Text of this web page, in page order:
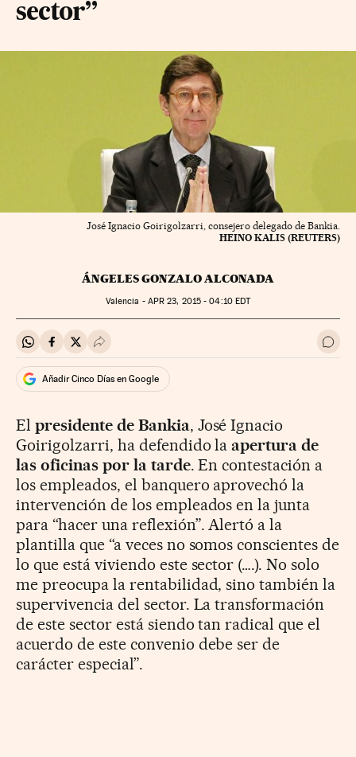
sector”
José Ignacio Goirigolzarri, consejero delegado de Bankia.
HEINO KALIS (REUTERS)
ÁNGELES GONZALO ALCONADA
Valencia - APR 23, 2015 - 04:10EDT
Compartir en Whatsapp
Compartir en Facebook
Compartir en Twitter
Desplegar Redes Sociales Ir a
Añadir Cinco Días en Google
El presidente de Bankia, José Ignacio
Goirigolzarri, ha defendido laapertura de
las oficinas por la tarde. En contestación a
los empleados, el banquero aprovechó la
intervención de los empleados en la junta
para “hacer una reflexión”. Alertó a la
plantilla que “a veces no somos conscientes de
lo que está viviendo este sector (….). No solo
me preocupa la rentabilidad, sino también la
supervivencia del sector. La transformación
de este sector está siendo tan radical que el
acuerdo de este convenio debe ser de
carácter especial”.